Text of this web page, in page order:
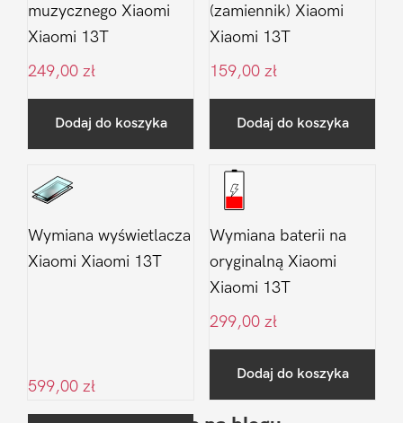
muzycznego Xiaomi
Xiaomi 13T
249,00 zł
Dodaj do koszyka
(zamiennik) Xiaomi
Xiaomi 13T
159,00 zł
Dodaj do koszyka
Wymiana wyświetlacza
Xiaomi Xiaomi 13T
599,00 zł
Wymiana baterii na
oryginalną Xiaomi
Xiaomi 13T
299,00 zł
Dodaj do koszyka